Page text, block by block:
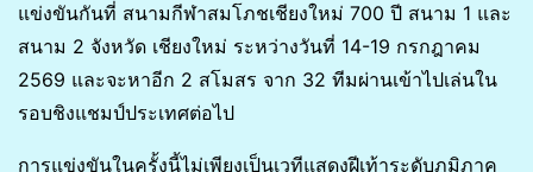
แข่งขันกันที่ สนามกีฬาสมโภชเชียงใหม่ 700 ปี สนาม 1 และ
สนาม 2 จังหวัด เชียงใหม่ ระหว่างวันที่ 14-19 กรกฎาคม
2569 และจะหาอีก 2 สโมสร จาก 32 ทีมผ่านเข้าไปเล่นใน
รอบชิงแชมป์ประเทศต่อไป
การแข่งขันในครั้งนี้ไม่เพียงเป็นเวทีแสดงฝีเท้าระดับภูมิภาค